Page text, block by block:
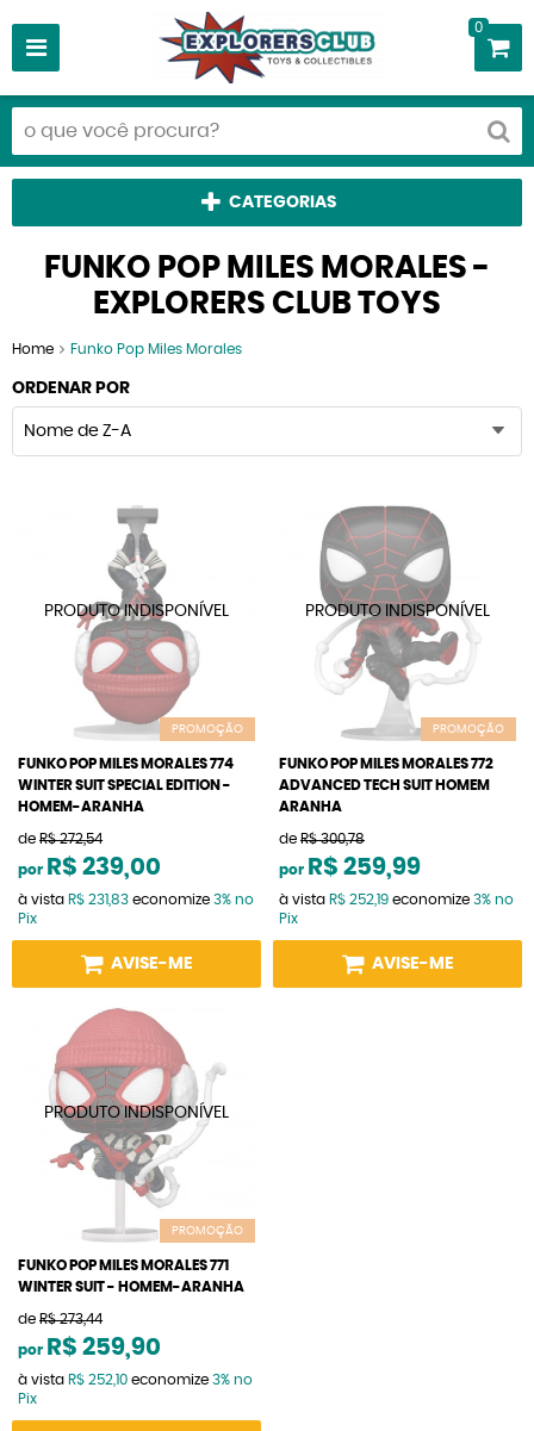
0
CATEGORIAS
FUNKO POP MILES MORALES -
EXPLORERS CLUB TOYS
Home Funko Pop Miles Morales
ORDENAR POR
Nome de Z-A
PROMOÇÃO
FUNKO POP MILES MORALES 774
WINTER SUIT SPECIAL EDITION -
HOMEM-ARANHA
de R$ 272,54
por R$ 239,00
à vista R$ 231,83 economize 3% no
Pix
AVISE-ME
PROMOÇÃO
FUNKO POP MILES MORALES 772
ADVANCED TECH SUIT HOMEM
ARANHA
de R$ 300,78
por R$ 259,99
à vista R$ 252,19 economize 3% no
Pix
AVISE-ME
PROMOÇÃO
FUNKO POP MILES MORALES 771
WINTER SUIT - HOMEM-ARANHA
de R$ 273,44
por R$ 259,90
à vista R$ 252,10 economize 3% no
Pix